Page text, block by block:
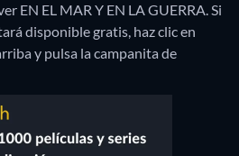
EN EL MAR Y EN LA GUERRA. Si
disponible gratis, haz clic en
y pulsa la campanita de